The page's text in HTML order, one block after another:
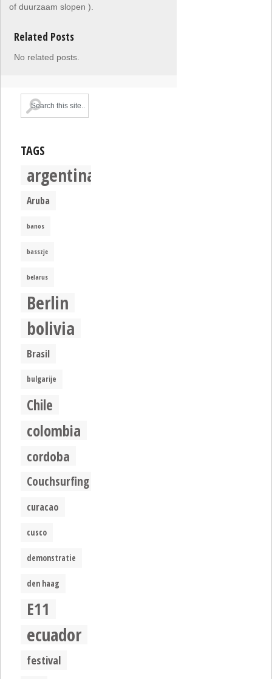
of duurzaam slopen ).
Related Posts
No related posts.
TAGS
argentina
Aruba
banos
basszje
belarus
Berlin
bolivia
Brasil
bulgarije
Chile
colombia
cordoba
Couchsurfing
curacao
cusco
demonstratie
den haag
E11
ecuador
festival